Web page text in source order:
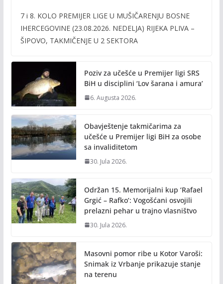
e
b
o
k
itt
er
ai
l
p
y
n
k
7 i 8. KOLO PREMIJER LIGE U MUŠIČARENJU BOSNE
IHERCEGOVINE (23.08.2026. NEDELJA) RIJEKA PLIVA –
ŠIPOVO, TAKMIČENJE U 2 SEKTORA
Poziv za učešće u Premijer ligi SRS
BiH u disciplini ‘Lov šarana i amura’
6. Augusta 2026.
Obavještenje takmičarima za
učešće u Premijer ligi BiH za osobe
sa invaliditetom
30. Jula 2026.
Održan 15. Memorijalni kup ‘Rafael
Grgić – Rafko’: Vogošćani osvojili
prelazni pehar u trajno vlasništvo
30. Jula 2026.
Masovni pomor ribe u Kotor Varoši:
Snimak iz Vrbanje prikazuje stanje
na terenu